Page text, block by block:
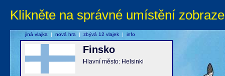
Klikněte na správné umístění
Finsko
Hlavní město: Helsinki
jiná vlajka | nová hra | zbývá 12 vlajek | info